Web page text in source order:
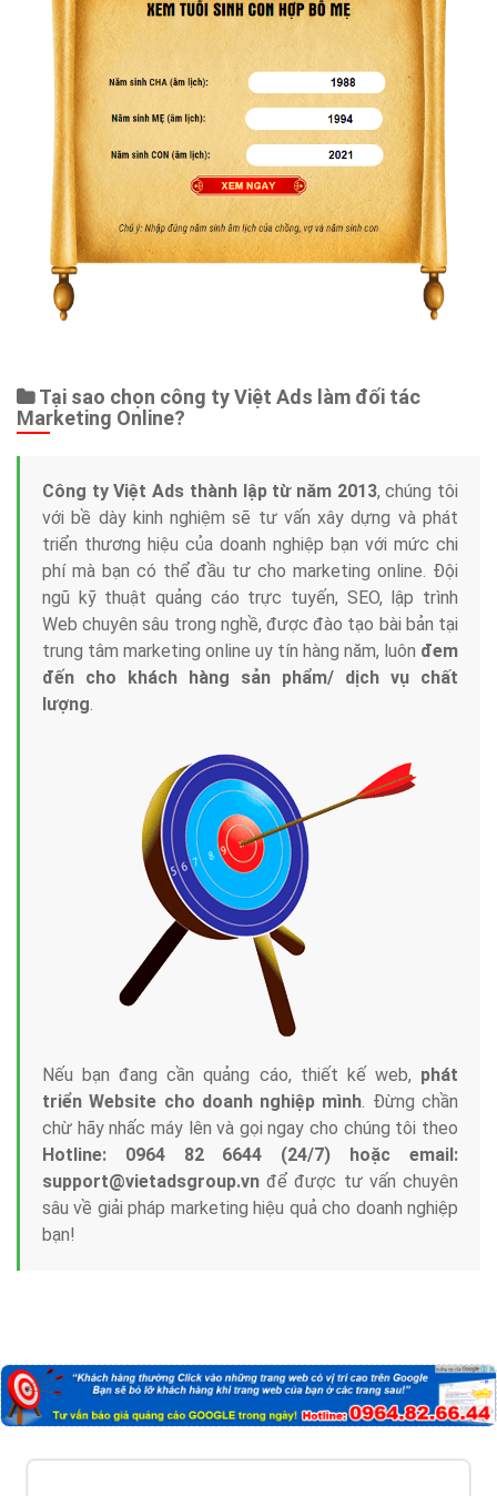
Tại sao chọn công ty Việt Ads làm đối tác
Marketing Online?
Công ty Việt Ads thành lập từ năm 2013, chúng tôi
với bề dày kinh nghiệm sẽ tư vấn xây dựng và phát
triển thương hiệu của doanh nghiệp bạn với mức chi
phí mà bạn có thể đầu tư cho marketing online. Đội
ngũ kỹ thuật quảng cáo trực tuyến, SEO, lập trình
Web chuyên sâu trong nghề, được đào tạo bài bản tại
trung tâm marketing online uy tín hàng năm, luôn đem
đến cho khách hàng sản phẩm/ dịch vụ chất
lượng.
Nếu bạn đang cần quảng cáo, thiết kế web, phát
triển Website cho doanh nghiệp mình. Đừng chần
chừ hãy nhấc máy lên và gọi ngay cho chúng tôi theo
Hotline: 0964 82 6644 (24/7) hoặc email:
support@vietadsgroup.vn để được tư vấn chuyên
sâu về giải pháp marketing hiệu quả cho doanh nghiệp
bạn!